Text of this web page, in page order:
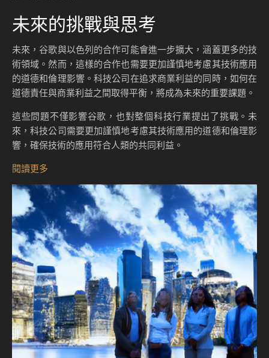
未來的挑戰與思考
未來，谷歌與以色列的合作可能會進一步擴大，涵蓋更多的技
術領域。然而，這樣的合作也需要更加謹慎地考慮其技術應用
的道德和倫理影響。科技公司在追求商業利益的同時，如何在
道德責任與商業利益之間取得平衡，將成為未來的重要課題。
這些問題不僅影響谷歌，也對整個科技行業提出了挑戰。未
來，科技公司需要更加謹慎地考慮其技術應用的道德和倫理影
響，確保技術的應用符合人類的共同利益。
閱讀更多